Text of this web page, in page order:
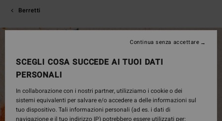
Berretti
SCEGLI COSA SUCCEDE AI TUOI DATI
PERSONALI
In collaborazione con i nostri partner, utilizziamo i cookie o dei
sistemi equivalenti per salvare e/o accedere a delle informazioni sul
tuo dispositivo. Tali informazioni personali (ad es. i dati di
navigazione e il tuo indirizzo IP) potrebbero essere utilizzati per:
Continua senza accettare